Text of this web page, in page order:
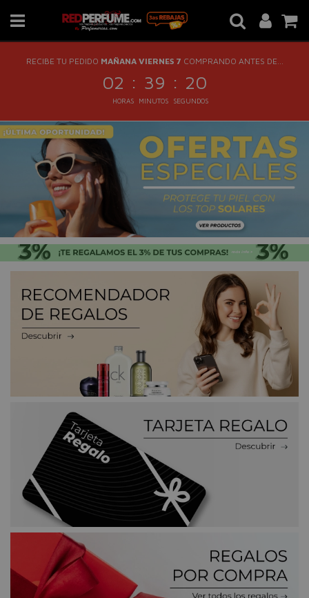
RECIBE TU PEDIDO MAÑANA VIERNES 7 COMPRANDO ANTES DE...
02 : 39 : 20
HORAS MINUTOS SEGUNDOS